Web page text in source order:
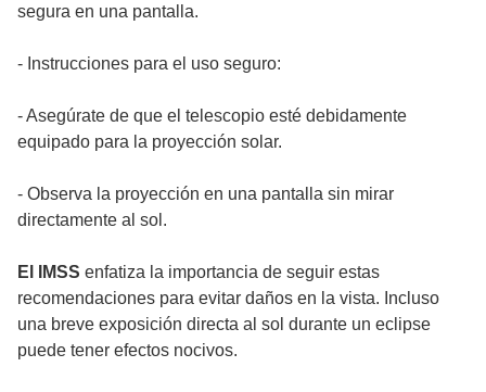
segura en una pantalla.
- Instrucciones para el uso seguro:
- Asegúrate de que el telescopio esté debidamente
equipado para la proyección solar.
- Observa la proyección en una pantalla sin mirar
directamente al sol.
El IMSS enfatiza la importancia de seguir estas
recomendaciones para evitar daños en la vista. Incluso
una breve exposición directa al sol durante un eclipse
puede tener efectos nocivos.